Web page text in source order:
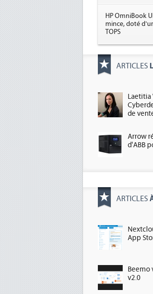
HP OmniBook
mince, doté
TOPS
ARTICLES
Laetitia
de
Arrow
d'ABB
ARTICLES
App
Beemo
v2.0